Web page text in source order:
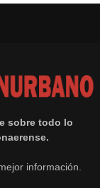
sobre todo lo
información.